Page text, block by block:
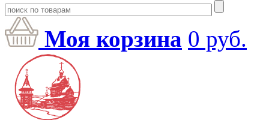
Моя корзина 0 руб.